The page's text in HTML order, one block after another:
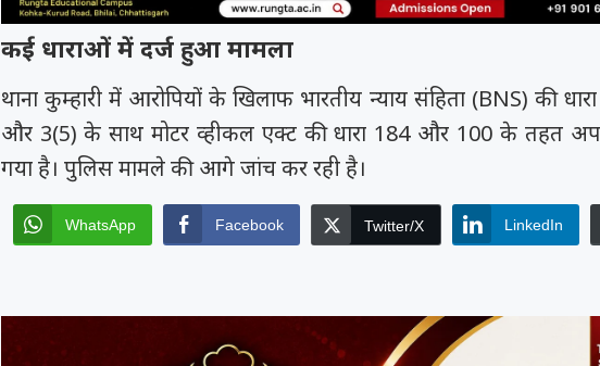
कई धाराओं में दर्ज हुआ मामला
थाना कुम्हारी में आरोपियों के खिलाफ भारतीय न्याय संहिता (BNS) की
और 3(5) के साथ मोटर व्हीकल एक्ट की धारा 184 और 100 के तहत
गया है। पुलिस मामले की आगे जांच कर रही है।
WhatsApp Facebook Twitter/X LinkedIn